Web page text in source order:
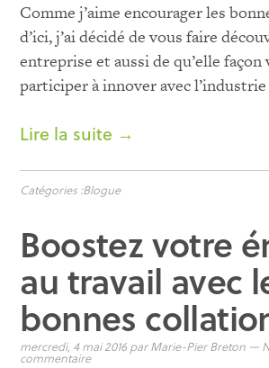
Comme j’aime encourager les
d’ici, j’ai décidé de vous faire
entreprise et aussi de qu’elle
participer à innover avec
Lire la suite →
Catégories :Blogue
Boostez votre
au travail avec
bonnes
mercredi, 4 mai 2016 parMarie-Pier Breton —
commentaire